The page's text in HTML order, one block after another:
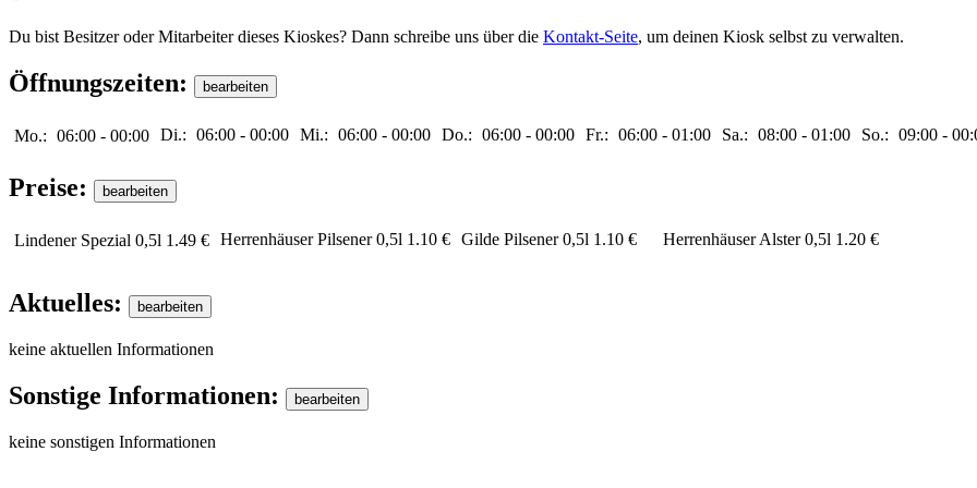
Du bist Besitzer oder Mitarbeiter dieses Kioskes? Dann schreibe uns über die Kontakt-Seite, um deinen Kiosk selbst zu verwalten.
Öffnungszeiten:
Mo.: 06:00 - 00:00 Di.: 06:00 - 00:00 Mi.: 06:00 - 00:00 Do.: 06:00 - 00:00 Fr.: 06:00 - 01:00 Sa.: 08:00 - 01:00 So.: 09:00 -
Preise:
Lindener Spezial 0,5l 1.49 € Herrenhäuser Pilsener 0,5l 1.10 € Gilde Pilsener 0,5l 1.10 € Herrenhäuser Alster 0,5l 1.20 €
Aktuelles:
keine aktuellen Informationen
Sonstige Informationen:
keine sonstigen Informationen